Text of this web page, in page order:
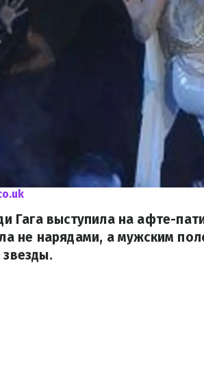
Гага выступила на афте-
не нарядами, а мужским